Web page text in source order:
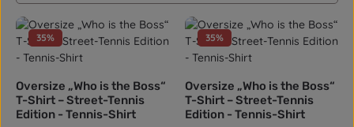
35%
Oversize „Who is the Boss“
T-Shirt – Street-Tennis
Edition - Tennis-Shirt
35%
Oversize „Who is the Boss“
T-Shirt – Street-Tennis
Edition - Tennis-Shirt